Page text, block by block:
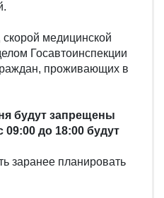
медицинской
Госавтоинспекции
проживающих в
будут запрещены
до 18:00 будут
заранее планировать